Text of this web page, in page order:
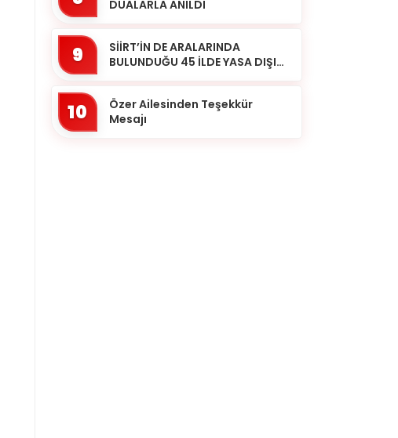
DUALARLA ANILDI
9
SİİRT’İN DE ARALARINDA
BULUNDUĞU 45 İLDE YASA DIŞI
10
Özer Ailesinden Teşekkür
Mesajı